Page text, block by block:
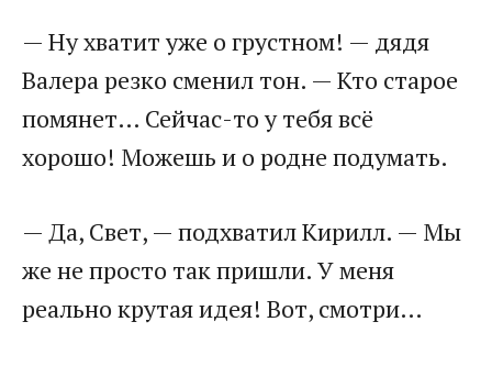
— Ну хватит уже о грустном! — дядя
Валера резко сменил тон. — Кто старое
помянет… Сейчас-то у тебя всё
хорошо! Можешь и о родне подумать.
— Да, Свет, — подхватил Кирилл. — Мы
же не просто так пришли. У меня
реально крутая идея! Вот, смотри…